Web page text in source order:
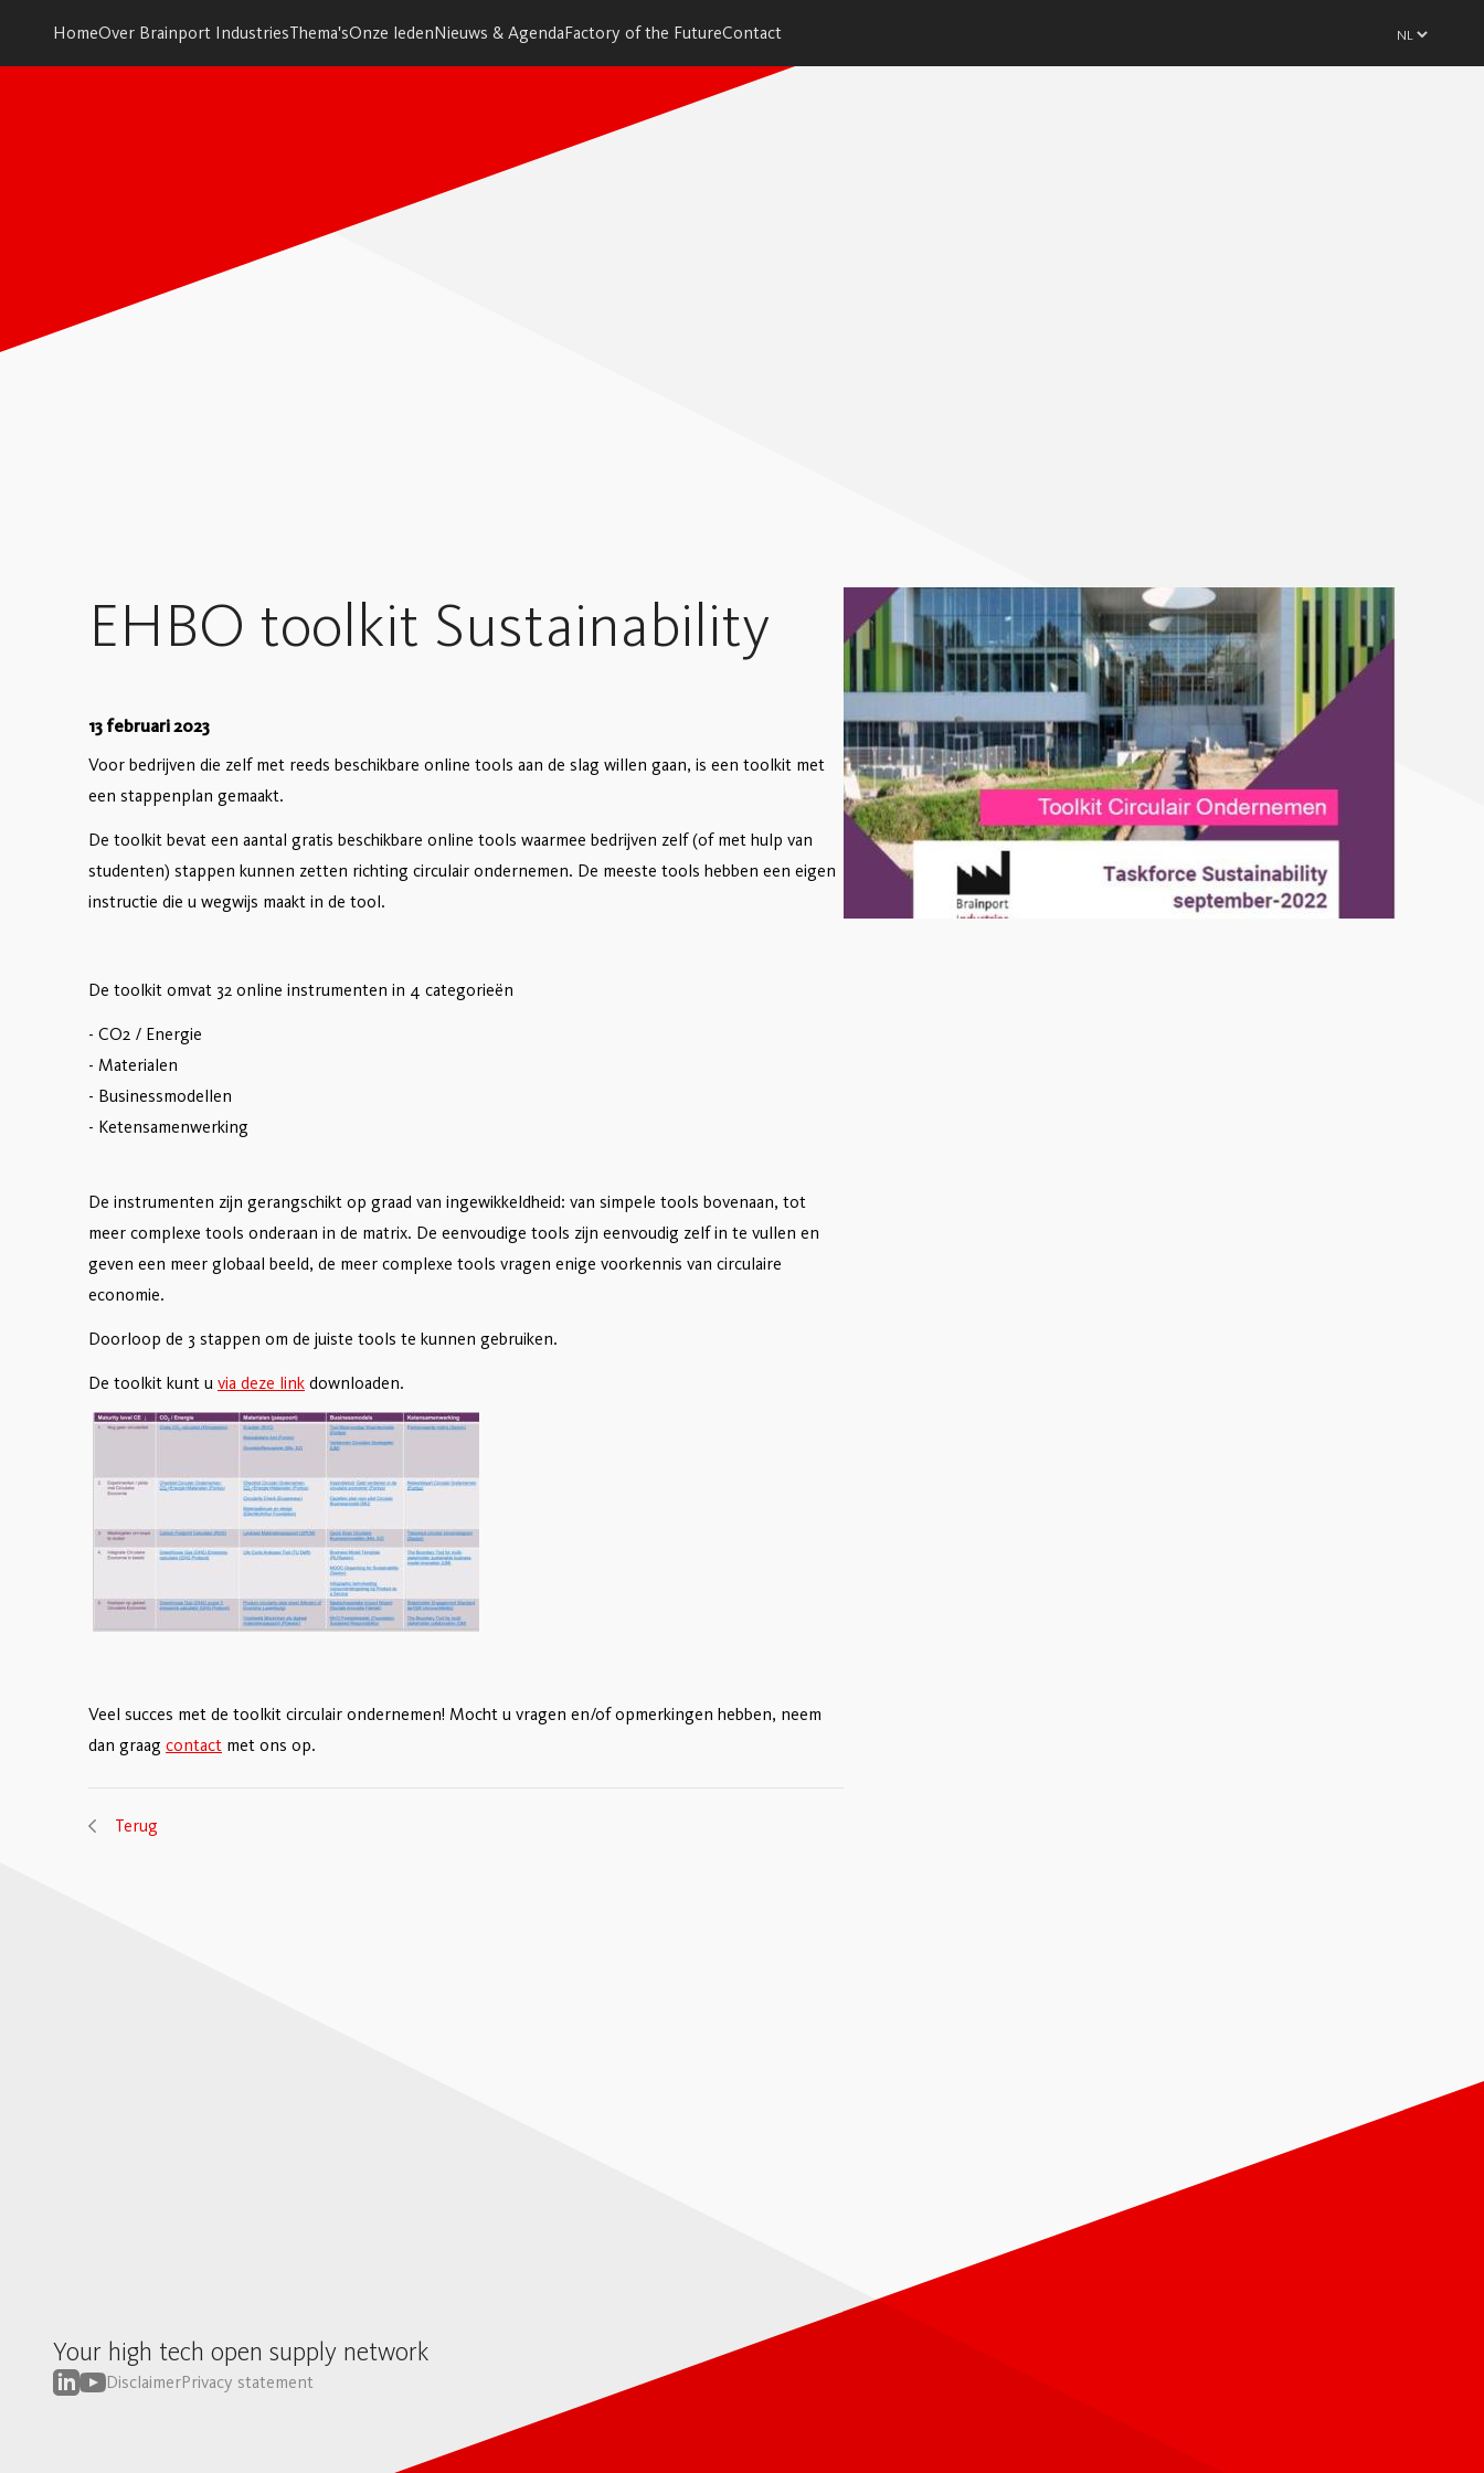
HomeOver Brainport IndustriesThema'sOnze ledenNieuws & AgendaFactory of the FutureContact
EHBO toolkit Sustainability
13 februari 2023
Voor bedrijven die zelf met reeds beschikbare online tools aan de slag willen gaan, is een toolkit met
een stappenplan gemaakt.
De toolkit bevat een aantal gratis beschikbare online tools waarmee bedrijven zelf (of met hulp van
studenten) stappen kunnen zetten richting circulair ondernemen. De meeste tools hebben een eigen
instructie die u wegwijs maakt in de tool.
De toolkit omvat 32 online instrumenten in 4 categorieën
- CO2 / Energie
- Materialen
- Businessmodellen
- Ketensamenwerking
De instrumenten zijn gerangschikt op graad van ingewikkeldheid: van simpele tools bovenaan, tot
meer complexe tools onderaan in de matrix. De eenvoudige tools zijn eenvoudig zelf in te vullen en
geven een meer globaal beeld, de meer complexe tools vragen enige voorkennis van circulaire
economie.
Doorloop de 3 stappen om de juiste tools te kunnen gebruiken.
De toolkit kunt u via deze link downloaden.
Veel succes met de toolkit circulair ondernemen! Mocht u vragen en/of opmerkingen hebben, neem
dan graag contact met ons op.
Terug
Your high tech open supply network
DisclaimerPrivacy statement